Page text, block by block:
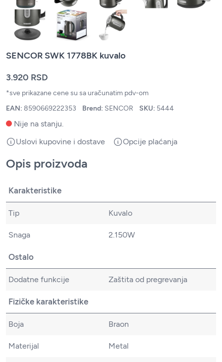
SENCOR SWK 1778BK kuvalo
3.920 RSD
*sve prikazane cene su sa uračunatim pdv-om
EAN: 8590669222353 Brend: SENCOR SKU: 5444
Nije na stanju.
Uslovi kupovine i dostave
Opcije plaćanja
Opis proizvoda
Karakteristike
Tip Kuvalo
Snaga 2.150W
Ostalo
Dodatne funkcije Zaštita od pregrevanja
Fizičke karakteristike
Boja Braon
Materijal Metal